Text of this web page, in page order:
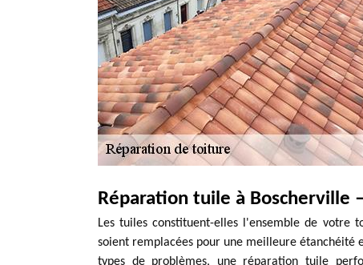
Réparation tuile à Boscherville
Les tuiles constituent-elles l'ensemble de votre
soient remplacées pour une meilleure étanchéité
types de problèmes, une réparation tuile